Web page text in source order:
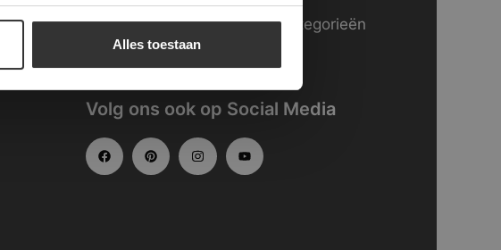
Alles toestaan
Bekijkhieronze website in categorieën
ingedeeld.
Volg ons ook op Social Media